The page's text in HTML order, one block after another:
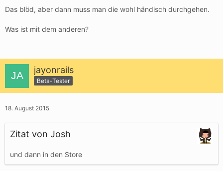
Das blöd, aber dann muss man die wohl händisch durchgehen.
Was ist mit dem anderen?
jayonrails
Beta-Tester
18. August 2015
Zitat von Josh
und dann in den Store